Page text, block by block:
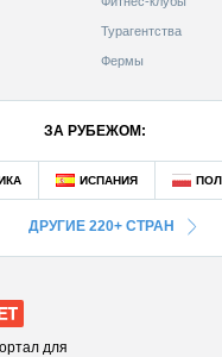
Турагентства
Фермы
ЗА РУБЕЖОМ:
ДРУГИЕ 220+ СТРАН
для